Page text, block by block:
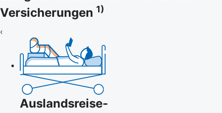
Versicherungen 1)
‹
Auslandsreise-